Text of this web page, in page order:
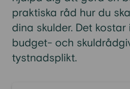
praktiska råd hur du
dina skulder. Det
budget- och
tystnadsplikt.